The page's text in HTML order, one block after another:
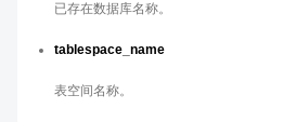
已存在数据库名称。
tablespace_name
表空间名称。